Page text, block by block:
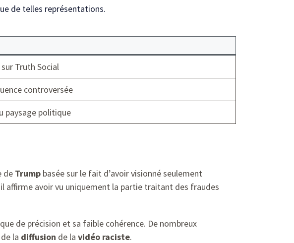
de telles représentations.
Truth Social
controversée
paysage politique
de Trump basée sur le fait d’avoir visionné seulement
affirme avoir vu uniquement la partie traitant des fraudes
de précision et sa faible cohérence. De nombreux
la diffusion de la vidéo raciste.